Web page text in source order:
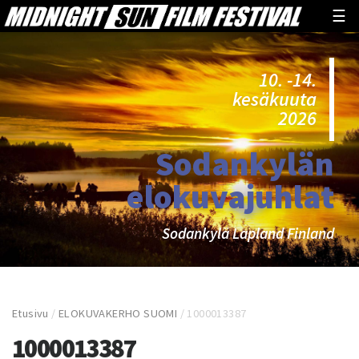
☰
10. -14.
kesäkuuta
2026
Sodankylän
elokuvajuhlat
Sodankylä Lapland Finland
Etusivu /ELOKUVAKERHO SUOMI / 1000013387
1000013387